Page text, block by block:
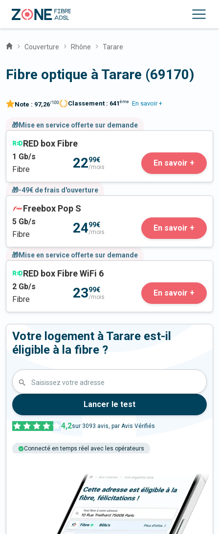
Couverture Rhône Tarare
Fibre optique à Tarare (69170)
Note : 97,26/100 Classement : 641 ème En savoir +
🎁Mise en service offerte sur demande
RED box Fibre
1 Gb/s
Fibre
2299€
/mois En savoir +
🎁-49€ de frais d'ouverture
Freebox Pop S
5 Gb/s
Fibre
2499€
/mois En savoir +
🎁Mise en service offerte sur demande
RED box Fibre WiFi 6
2 Gb/s
Fibre
2399€
/mois En savoir +
Votre logement à Tarare est-il
éligible à la fibre ?
Saisissez votre adresse
Lancer le test
4,2sur 3093 avis, par Avis Vérifiés
Connecté en temps réel avec les opérateurs